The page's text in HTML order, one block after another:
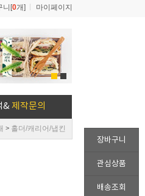
장바구니
관심상품
배송조회
니[0개] 마이페이지
&제작문의
> 홀더/캐리어/냅킨